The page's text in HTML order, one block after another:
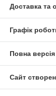
Доставка та
Графік
Повна
Сайт